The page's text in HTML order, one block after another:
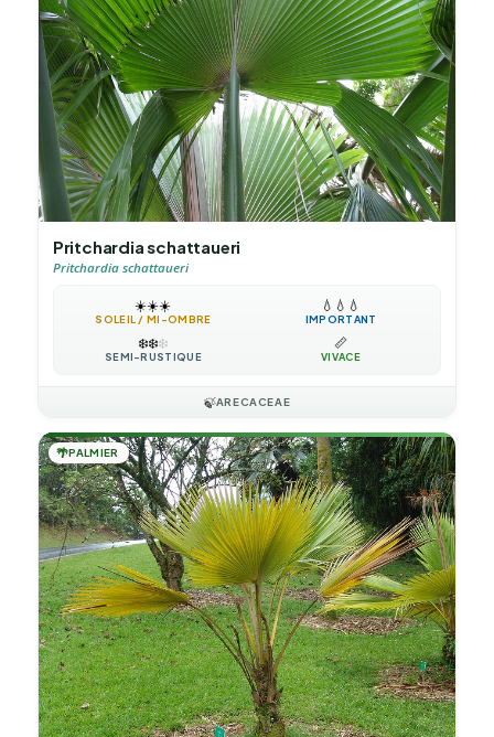
Pritchardia schattaueri
Pritchardia schattaueri
☀️☀️☀️
SOLEIL / MI-OMBRE
💧 💧 💧
IMPORTANT
❄️❄️❄️
SEMI-RUSTIQUE
📏
VIVACE
🍃ARECACEAE
🌴PALMIER